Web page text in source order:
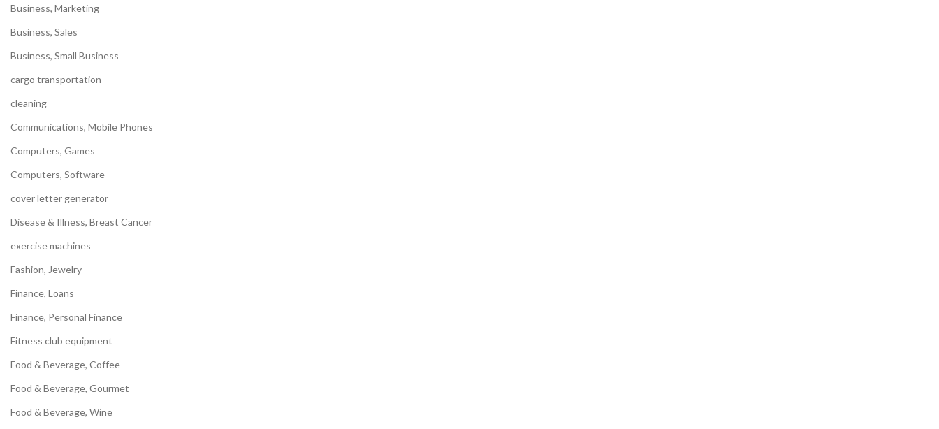
Business, Marketing
Business, Sales
Business, Small Business
cargo transportation
cleaning
Communications, Mobile Phones
Computers, Games
Computers, Software
cover letter generator
Disease & Illness, Breast Cancer
exercise machines
Fashion, Jewelry
Finance, Loans
Finance, Personal Finance
Fitness club equipment
Food & Beverage, Coffee
Food & Beverage, Gourmet
Food & Beverage, Wine